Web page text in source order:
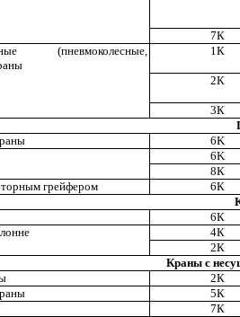
7К
(пневмоколесные,
1К
2К
3К
6K
6K
8К
грейфером
6К
6К
4К
2К
Краны с
2К
5К
7К